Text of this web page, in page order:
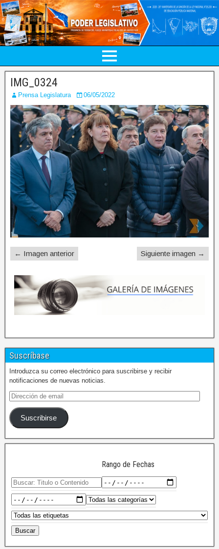
IMG_0324
Prensa Legislatura 06/05/2022
← Imagen anterior Siguiente imagen →
Suscríbase
Introduzca su correo electrónico para suscribirse y recibir
notificaciones de nuevas noticias.
Suscribirse
Rango de Fechas